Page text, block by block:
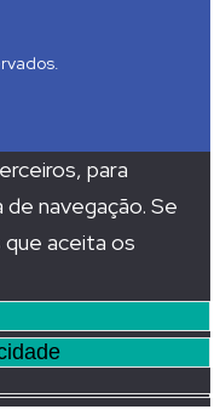
para
navegação. Se
que aceita os